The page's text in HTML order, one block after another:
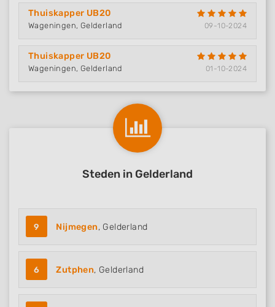
Thuiskapper UB20
Wageningen, Gelderland 09-10-2024
Thuiskapper UB20
Wageningen, Gelderland 01-10-2024
Steden in Gelderland
9 Nijmegen, Gelderland
6 Zutphen, Gelderland